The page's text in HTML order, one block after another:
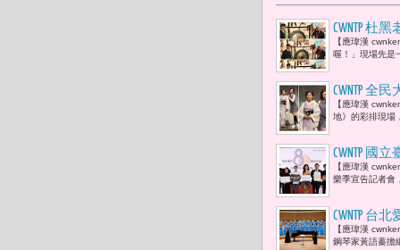
CWNTP 杜
笑。--
【應瑋漢
喔！」現場先是
CWNTP 全
菁上身「
【應瑋漢
地》的彩排現場
CWNTP 國
身共同呈
【應瑋漢
樂季宣告記者會
CWNTP 台
率領 鋼琴
【應瑋漢
鋼琴家黃語蓁擔